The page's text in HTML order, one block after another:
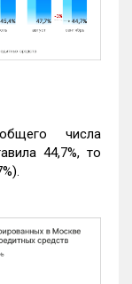
числа
44,7%, то